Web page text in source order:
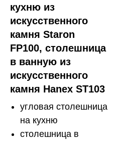
кухню из
искусственного
камня Staron
FP100, столешница
в ванную из
искусственного
камня Hanex ST103
угловая столешница
на кухню
столешница в